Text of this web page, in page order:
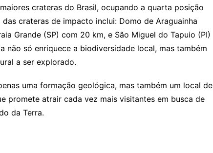
crateras do Brasil, ocupando a quarta posição
crateras de impacto inclui: Domo de Araguainha
Grande (SP) com 20 km, e São Miguel do Tapuio (PI)
não só enriquece a biodiversidade local, mas também
a ser explorado.
uma formação geológica, mas também um local de
promete atrair cada vez mais visitantes em busca de
da Terra.